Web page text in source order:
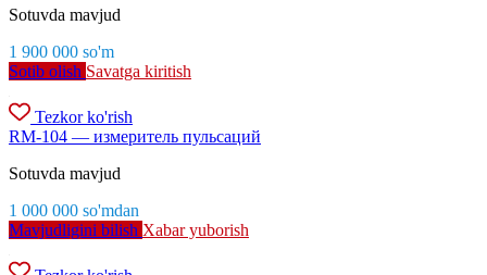
Sotuvda mavjud
1 900 000 so'm
Sotib olish Savatga kiritish
Tezkor ko'rish
RM-104 — измеритель пульсаций
Sotuvda mavjud
1 000 000 so'mdan
Mavjudligini bilish Xabar yuborish